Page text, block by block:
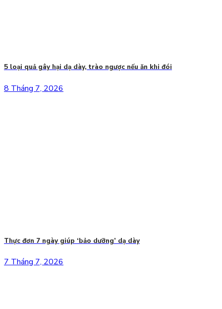
5 loại quả gây hại dạ dày, trào ngược nếu ăn khi đói
8 Tháng 7, 2026
Thực đơn 7 ngày giúp ‘bảo dưỡng’ dạ dày
7 Tháng 7, 2026